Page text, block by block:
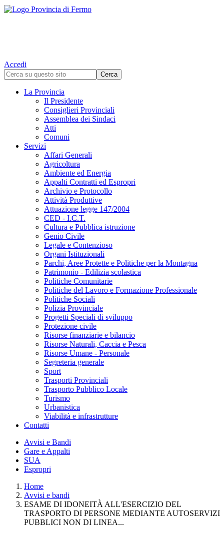
Accedi
La Provincia
Il Presidente
Consiglieri Provinciali
Assemblea dei Sindaci
Atti
Comuni
Servizi
Affari Generali
Agricoltura
Ambiente ed Energia
Appalti Contratti ed Espropri
Archivio e Protocollo
Attività Produttive
Attuazione legge 147/2004
CED - I.C.T.
Cultura e Pubblica istruzione
Genio Civile
Legale e Contenzioso
Organi Istituzionali
Parchi, Aree Protette e Politiche per la Montagna
Patrimonio - Edilizia scolastica
Politiche Comunitarie
Politiche del Lavoro e Formazione Professionale
Politiche Sociali
Polizia Provinciale
Progetti Speciali di sviluppo
Protezione civile
Risorse finanziarie e bilancio
Risorse Naturali, Caccia e Pesca
Risorse Umane - Personale
Segreteria generale
Sport
Trasporti Provinciali
Trasporto Pubblico Locale
Turismo
Urbanistica
Viabilità e infrastrutture
Contatti
Avvisi e Bandi
Gare e Appalti
SUA
Espropri
Home
Avvisi e bandi
ESAME DI IDONEITÀ ALL'ESERCIZIO DEL
TRASPORTO DI PERSONE MEDIANTE AUTOSERVIZI
PUBBLICI NON DI LINEA...